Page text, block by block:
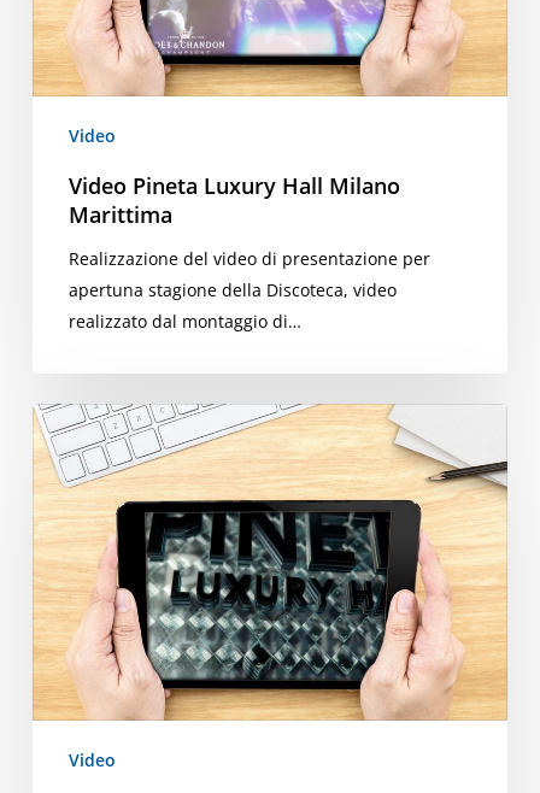
Video
Video Pineta Luxury Hall Milano
Marittima
Realizzazione del video di presentazione per
apertuna stagione della Discoteca, video
realizzato dal montaggio di…
Video
Logo
Pineta
Luxury
Hall
Milano
Marittima
Video